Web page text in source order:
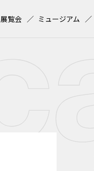
展覧会 ミュージアム